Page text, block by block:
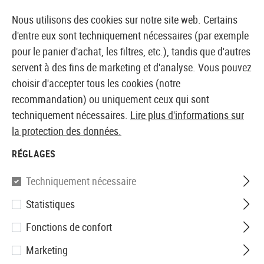
BOUTIQUE ET GROSSISTE EUROPÉEN AIRSOFT
Accueil Service Conditions générales d'utilisation
CONDITIONS GÉNÉRALES DE TMH
Les présentes Conditions générales de vente
régissent tous les contrats conclus entre TMH Trading
Nous utilisons des cookies sur notre site web. Certains
d'entre eux sont techniquement nécessaires (par exemple
pour le panier d'achat, les filtres, etc.), tandis que d'autres
servent à des fins de marketing et d'analyse. Vous pouvez
choisir d'accepter tous les cookies (notre
recommandation) ou uniquement ceux qui sont
techniquement nécessaires. Lire plus d'informations sur
la protection des données.
RÉGLAGES
Techniquement nécessaire
Statistiques
Fonctions de confort
Marketing